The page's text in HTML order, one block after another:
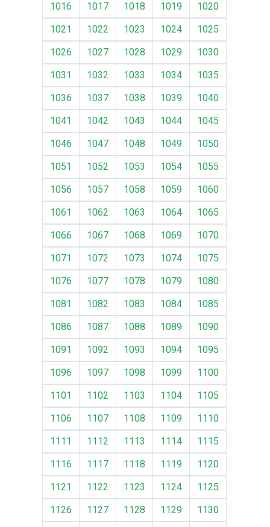
1016
1017 1018 1019
1020
1021
1022 1023 1024
1025
1026
1027 1028 1029
1030
1031
1032 1033 1034
1035
1036
1037 1038 1039
1040
1041
1042 1043 1044
1045
1046
1047 1048 1049
1050
1051
1052 1053 1054
1055
1056
1057 1058 1059
1060
1061
1062 1063 1064
1065
1066
1067 1068 1069
1070
1071
1072 1073 1074
1075
1076
1077 1078 1079
1080
1081
1082 1083 1084
1085
1086
1087 1088 1089
1090
1091
1092 1093 1094
1095
1096
1097 1098 1099
1100
1101
1102 1103 1104
1105
1106
1107 1108 1109
1110
1111
1112 1113 1114
1115
1116
1117 1118 1119
1120
1121
1122 1123 1124
1125
1126
1127 1128 1129 1130